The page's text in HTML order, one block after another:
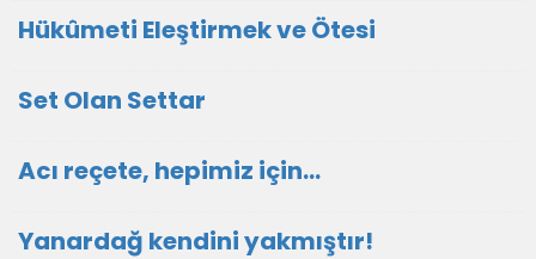
Hükûmeti Eleştirmek ve Ötesi
Set Olan Settar
Acı reçete, hepimiz için...
Yanardağ kendini yakmıştır!